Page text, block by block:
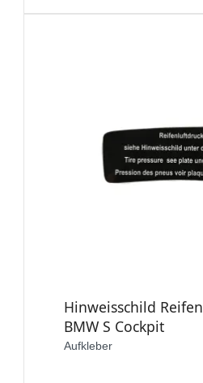
Hinweisschild
BMW S Cockpit
Aufkleber